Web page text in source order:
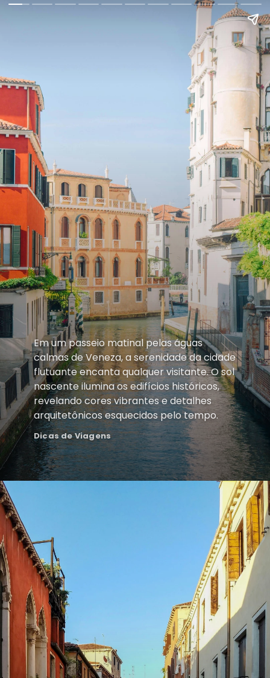
Em um passeio matinal pelas águas
calmas de Veneza, a serenidade da cidade
flutuante encanta qualquer visitante. O sol
nascente ilumina os edifícios históricos,
revelando cores vibrantes e detalhes
arquitetônicos esquecidos pelo tempo.
Dicas de Viagens